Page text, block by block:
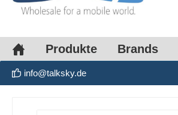
Produkte Brands
info@talksky.de